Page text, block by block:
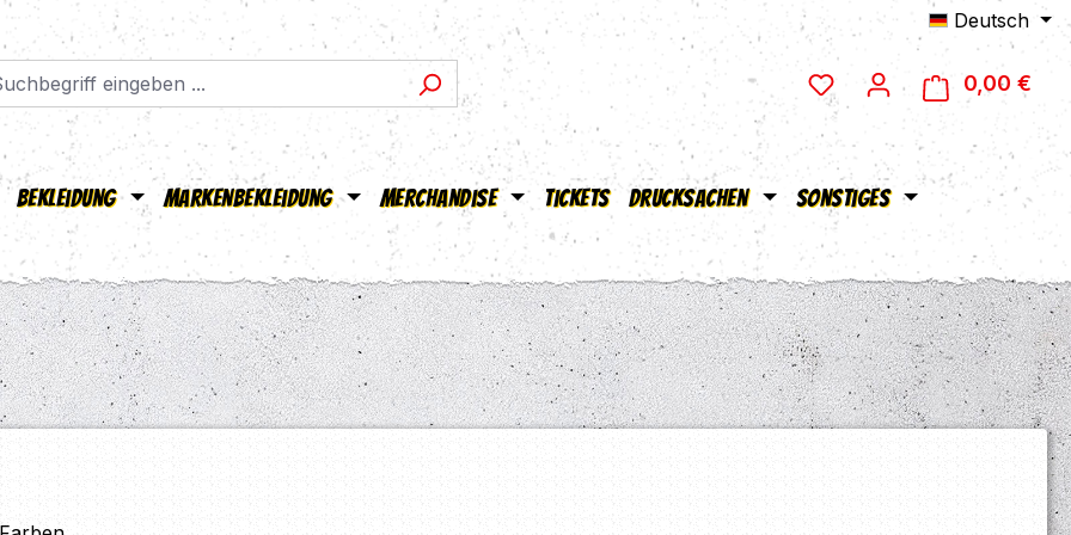
Deutsch
0,00 €
Bekleidung Markenbekleidung Merchandise Tickets Drucksachen Sonstiges